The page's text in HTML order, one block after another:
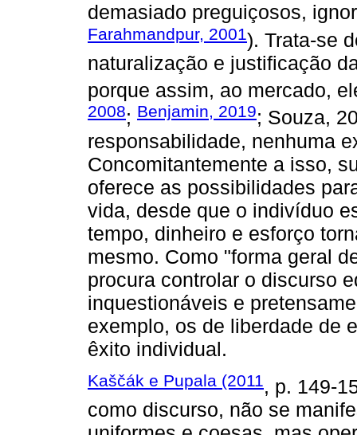
demasiado preguiçosos,
Farahmandpur, 2001). Trata-se
naturalização e justificação
porque assim, ao mercado,
2008; Benjamin, 2019; Souza,
responsabilidade, nenhuma
Concomitantemente a isso,
oferece as possibilidades
vida, desde que o indivíduo
tempo, dinheiro e esforço
mesmo. Como "forma geral
procura controlar o discurso
inquestionáveis e
exemplo, os de liberdade de
êxito individual.
Kaščák e Pupala (2011, p. 149-
como discurso, não se